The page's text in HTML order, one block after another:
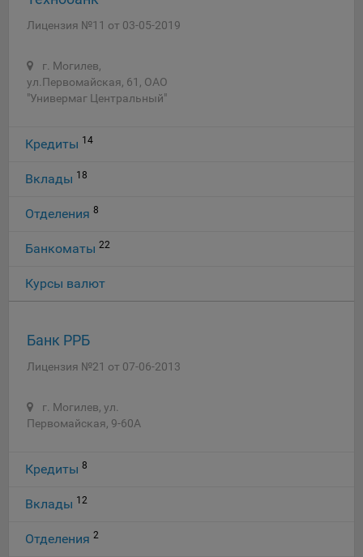
Лицензия №11 от 03-05-2019
г. Могилев,
ул.Первомайская, 61, ОАО
"Универмаг Центральный"
Кредиты 14
Вклады 18
Отделения 8
Банкоматы 22
Курсы валют
Банк РРБ
Лицензия №21 от 07-06-2013
г. Могилев, ул.
Первомайская, 9-60А
Кредиты 8
Вклады 12
Отделения 2